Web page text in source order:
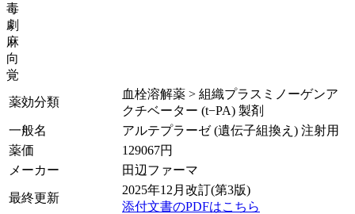
毒
劇
麻
向
覚
薬効分類
血栓溶解薬 > 組織プラスミノーゲンア
クチベーター (t−PA) 製剤
一般名
アルテプラーゼ (遺伝子組換え) 注射用
薬価
129067円
メーカー
田辺ファーマ
最終更新
2025年12月改訂(第3版)
添付文書のPDFはこちら